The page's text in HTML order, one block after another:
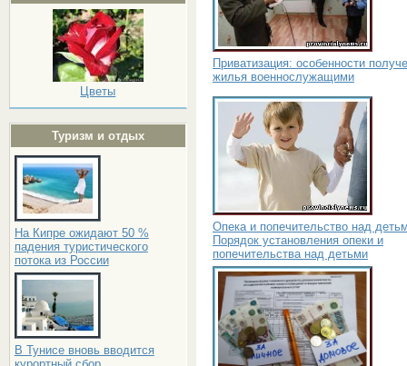
Цветы
Туризм и отдых
На Кипре ожидают 50 %
падения туристического
потока из России
В Тунисе вновь вводится
Приватизация: особенности
жилья военнослужащими
Опека и попечительство над
Порядок установления опеки и
попечительства над детьми